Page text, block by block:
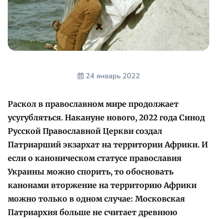
24 январь 2022
Раскол в православном мире продолжает
усугубляться. Накануне нового, 2022 года Синод
Русской Православной Церкви создал
Патриарший экзархат на территории Африки. И
если о каноническом статусе православия
Украины можно спорить, то обосновать
канонами вторжение на территорию Африки
можно только в одном случае: Московская
Патриархия больше не считает древнюю